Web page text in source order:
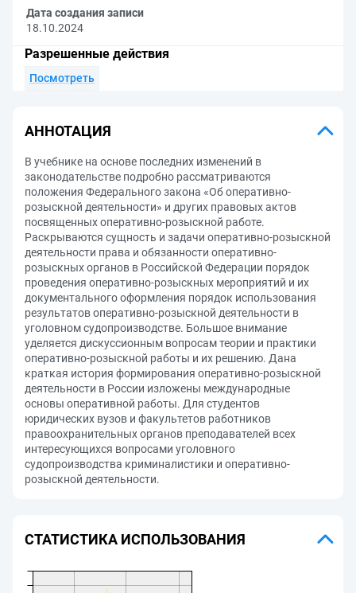
Дата создания записи
18.10.2024
Разрешенные действия
Посмотреть
АННОТАЦИЯ
В учебнике на основе последних изменений в
законодательстве подробно рассматриваются
положения Федерального закона «Об оперативно-
розыскной деятельности» и других правовых актов
посвященных оперативно-розыскной работе.
Раскрываются сущность и задачи оперативно-розыскной
деятельности права и обязанности оперативно-
розыскных органов в Российской Федерации порядок
проведения оперативно-розыскных мероприятий и их
документального оформления порядок использования
результатов оперативно-розыскной деятельности в
уголовном судопроизводстве. Большое внимание
уделяется дискуссионным вопросам теории и практики
оперативно-розыскной работы и их решению. Дана
краткая история формирования оперативно-розыскной
деятельности в России изложены международные
основы оперативной работы. Для студентов
юридических вузов и факультетов работников
правоохранительных органов преподавателей всех
интересующихся вопросами уголовного
судопроизводства криминалистики и оперативно-
розыскной деятельности.
СТАТИСТИКА ИСПОЛЬЗОВАНИЯ